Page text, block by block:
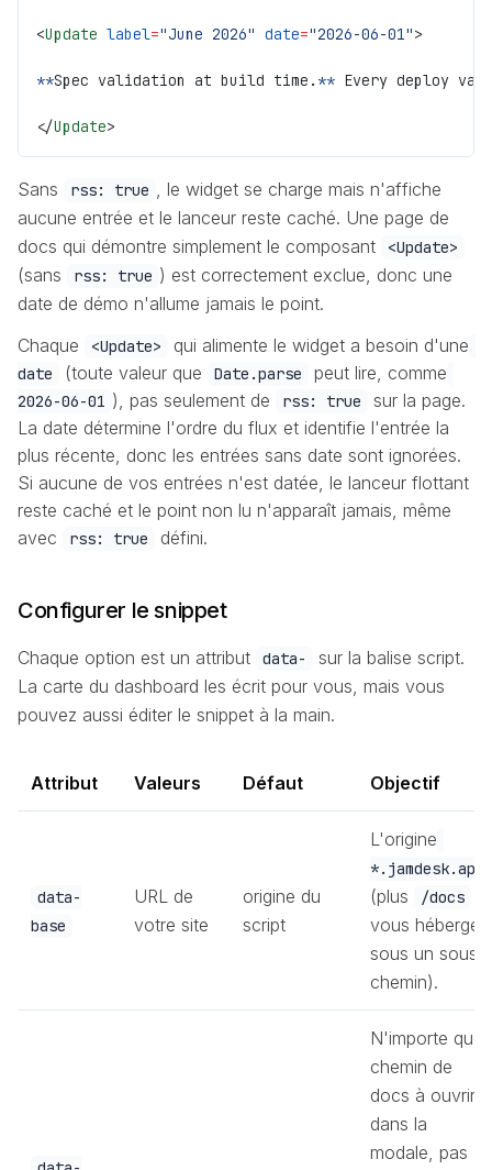
<Update label="June 2026" date="2026-06-01">
**Spec validation at build time. ** Every deploy
</Update>
Sans rss: true , le widget se charge mais n'affiche
aucune entrée et le lanceur reste caché. Une page de
docs qui démontre simplement le composant <Update>
(sans rss: true ) est correctement exclue, donc une
date de démo n'allume jamais le point.
Chaque
<Update> qui alimente le widget a besoin d'une
date (toute valeur que Date.parse peut lire, comme
2026-06-01 ), pas seulement de rss: true
sur la page.
La date détermine l'ordre du flux et identifie l'entrée la
plus récente, donc les entrées sans date sont ignorées.
Si aucune de vos entrées n'est datée, le lanceur flottant
reste caché et le point non lu n'apparaît jamais, même
avec
rss: true défini.
Configurer le snippet
Chaque option est un attribut data-
sur la balise script.
La carte du dashboard les écrit pour vous, mais vous
pouvez aussi éditer le snippet à la main.
Attribut Valeurs Défaut Objectif
data-
base
URL de
votre site
origine du
script
L'origine
*.jamdesk.app
(plus /docs
vous hébergez
sous un sous-
chemin).
N'importe quel
chemin de
docs à ouvrir
dans la
modale, pas